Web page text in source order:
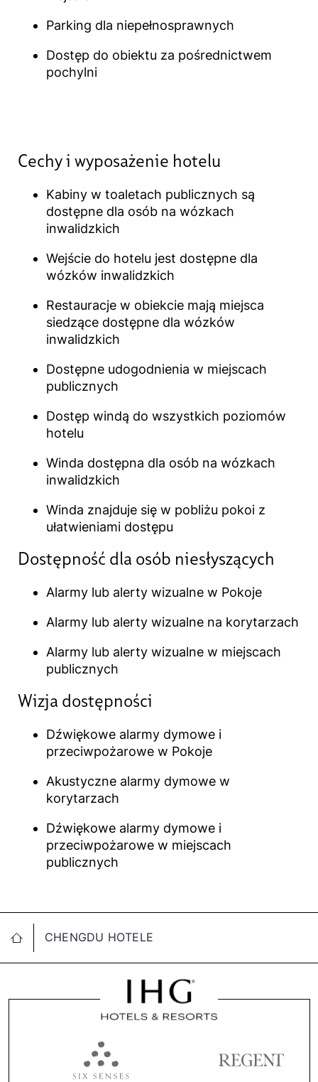
Parking dla niepełnosprawnych
Dostęp do obiektu za pośrednictwem
pochylni
Cechy i wyposażenie hotelu​
Kabiny w toaletach publicznych są
dostępne dla osób na wózkach
inwalidzkich
Wejście do hotelu jest dostępne dla
wózków inwalidzkich
Restauracje w obiekcie mają miejsca
siedzące dostępne dla wózków
inwalidzkich
Dostępne udogodnienia w miejscach
publicznych
Dostęp windą do wszystkich poziomów
hotelu
Winda dostępna dla osób na wózkach
inwalidzkich
Winda znajduje się w pobliżu pokoi z
ułatwieniami dostępu
Dostępność dla osób niesłyszących​
Alarmy lub alerty wizualne w Pokoje
Alarmy lub alerty wizualne na korytarzach
Alarmy lub alerty wizualne w miejscach
publicznych
Wizja dostępności​
Dźwiękowe alarmy dymowe i
przeciwpożarowe w Pokoje
Akustyczne alarmy dymowe w
korytarzach
Dźwiękowe alarmy dymowe i
przeciwpożarowe w miejscach
publicznych
CHENGDU HOTELE